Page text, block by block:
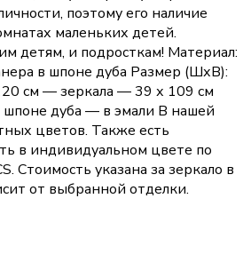
поэтому его наличие
маленьких детей.
детям, и подросткам! Материал:
в шпоне дуба Размер (ШхВ):
см — зеркала — 39 х 109 см
дуба — в эмали В нашей
цветов. Также есть
в индивидуальном цвете по
Стоимость указана за зеркало в
от выбранной отделки.